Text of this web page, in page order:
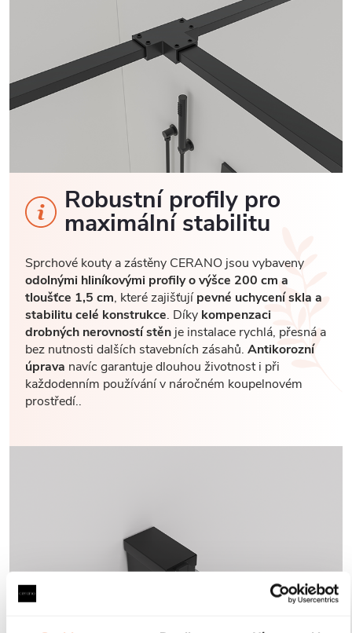
Robustní profily pro
maximální stabilitu
Sprchové kouty a zástěny CERANO jsou vybaveny
odolnými hliníkovými profily o výšce 200 cm a
tloušťce 1,5 cm, které zajišťujípevné uchycení skla a
stabilitu celé konstrukce. Díky kompenzaci
drobných nerovností stěnje instalace rychlá, přesná a
bez nutnosti dalších stavebních zásahů. Antikorozní
úprava navíc garantuje dlouhou životnost i při
každodenním používání v náročném koupelnovém
prostředí..